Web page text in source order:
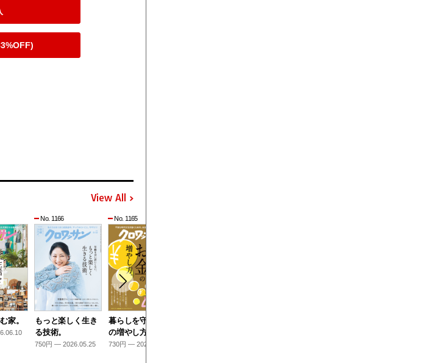
View All
家。
No. 1166
もっと楽しく生き
る技術。
750円 — 2026.05.25
No. 1165
暮らしを守るお金
の増やし方。
730円 — 2026.05.09